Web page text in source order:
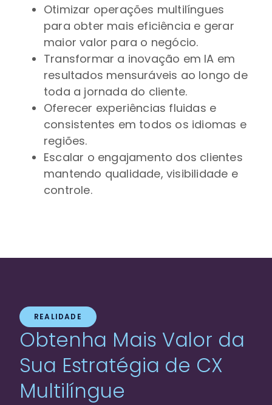
Otimizar operações multilíngues
para obter mais eficiência e gerar
maior valor para o negócio.
Transformar a inovação em IA em
resultados mensuráveis ao longo de
toda a jornada do cliente.
Oferecer experiências fluidas e
consistentes em todos os idiomas e
regiões.
Escalar o engajamento dos clientes
mantendo qualidade, visibilidade e
controle.
REALIDADE
Obtenha Mais Valor da
Sua Estratégia de CX
Multilíngue